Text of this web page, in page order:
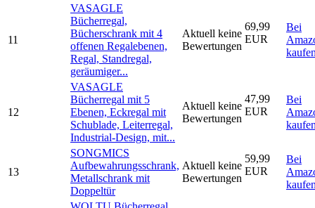
11
VASAGLE
Bücherregal,
Bücherschrank mit 4
offenen Regalebenen,
Regal, Standregal,
geräumiger...
Aktuell keine
Bewertungen
69,99
EUR
Bei
12
VASAGLE
Bücherregal mit 5
Ebenen, Eckregal mit
Schublade, Leiterregal,
Industrial-Design, mit...
Aktuell keine
Bewertungen
47,99
EUR
Bei
13
SONGMICS
Aufbewahrungsschrank,
Metallschrank mit
Doppeltür
Aktuell keine
Bewertungen
59,99
EUR
Bei